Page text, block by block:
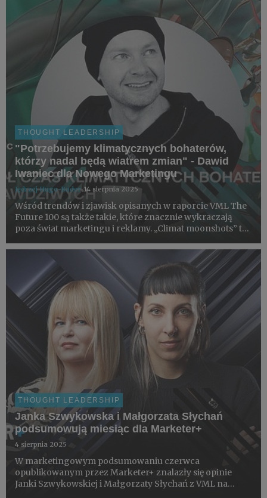
THOUGHT LEADERSHIP
"Potrzebujemy klimatycznych bohaterów,
którzy nadal będą wiatrem zmian" - Dawid
Iwaniec dla Nowego Marketingu
Jędrzej Hugo-Bader 14 sierpnia 2025
Wśród trendów i zjawisk opisanych w raporcie VML The
Future 100 są także takie, które znacznie wykraczają
poza świat marketingu i reklamy. „Climat moonshots” to
katastrofie klimatycznej.
THOUGHT LEADERSHIP
Janka Szwykowska i Małgorzata Słychań
podsumowują miesiąc dla Marketer+
4 sierpnia 2025
W marketingowym podsumowaniu czerwca
opublikowanym przez Marketer+ znalazły się opinie
Janki Szwykowskiej i Małgorzaty Słychań z VML na